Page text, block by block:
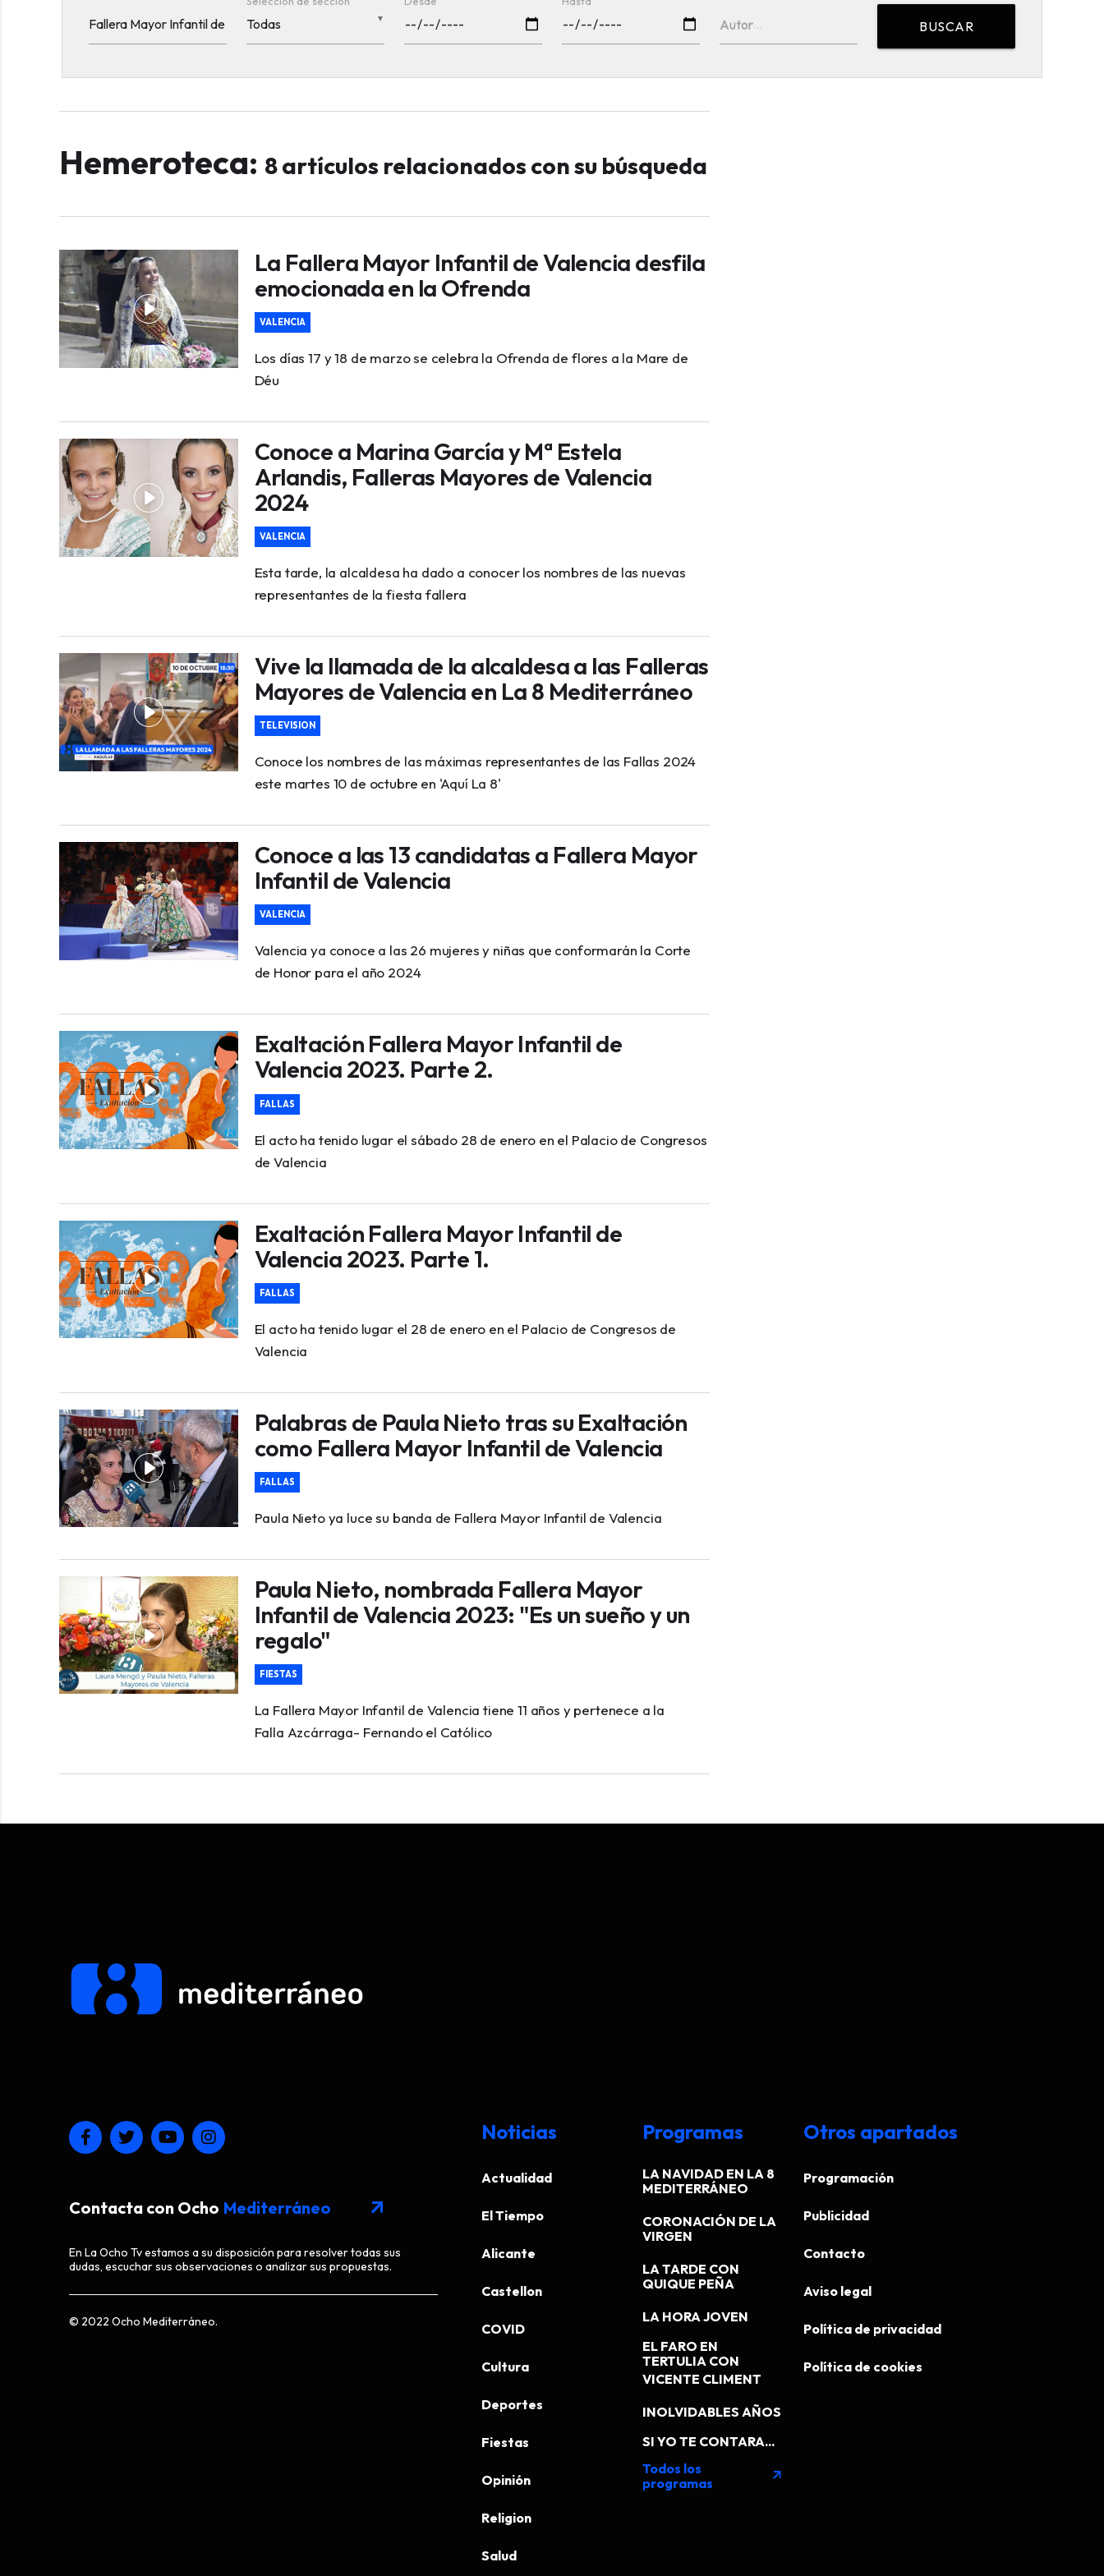
▼ Autor BUSCAR
Hemeroteca: 8 artículos relacionados con su búsqueda
La Fallera Mayor Infantil de Valencia desfila
emocionada en la Ofrenda
VALENCIA
Los días 17 y 18 de marzo se celebra la Ofrenda de flores a la Mare de
Déu
Conoce a Marina García y Mª Estela
Arlandis, Falleras Mayores de Valencia
2024
VALENCIA
Esta tarde, la alcaldesa ha dado a conocer los nombres de las nuevas
representantes de la fiesta fallera
Vive la llamada de la alcaldesa a las Falleras
Mayores de Valencia en La 8 Mediterráneo
TELEVISION
Conoce los nombres de las máximas representantes de las Fallas 2024
este martes 10 de octubre en 'Aquí La 8'
Conoce a las 13 candidatas a Fallera Mayor
Infantil de Valencia
VALENCIA
Valencia ya conoce a las 26 mujeres y niñas que conformarán la Corte
de Honor para el año 2024
Exaltación Fallera Mayor Infantil de
Valencia 2023. Parte 2.
FALLAS
El acto ha tenido lugar el sábado 28 de enero en el Palacio de Congresos
de Valencia
Exaltación Fallera Mayor Infantil de
Valencia 2023. Parte 1.
FALLAS
El acto ha tenido lugar el 28 de enero en el Palacio de Congresos de
Valencia
Palabras de Paula Nieto tras su Exaltación
como Fallera Mayor Infantil de Valencia
FALLAS
Paula Nieto ya luce su banda de Fallera Mayor Infantil de Valencia
Paula Nieto, nombrada Fallera Mayor
Infantil de Valencia 2023: "Es un sueño y un
regalo"
FIESTAS
La Fallera Mayor Infantil de Valencia tiene 11 años y pertenece a la
Falla Azcárraga- Fernando el Católico
Contacta con Ocho Mediterráneo arrow_outward
En La Ocho Tv estamos a su disposición para resolver todas sus
dudas, escuchar sus observaciones o analizar sus propuestas.
© 2022 Ocho Mediterráneo.
Noticias
Actualidad
El Tiempo
Alicante
Castellon
COVID
Cultura
Deportes
Fiestas
Opinión
Religion
Salud
Programas
LA NAVIDAD EN LA 8
MEDITERRÁNEO
CORONACIÓN DE LA
VIRGEN
LA TARDE CON
QUIQUE PEÑA
LA HORA JOVEN
EL FARO EN
TERTULIA CON
VICENTE CLIMENT
INOLVIDABLES AÑOS
SI YO TE CONTARA...
Todos los
programas
arrow_outward
Otros apartados
Programación
Publicidad
Contacto
Aviso legal
Política de privacidad
Política de cookies